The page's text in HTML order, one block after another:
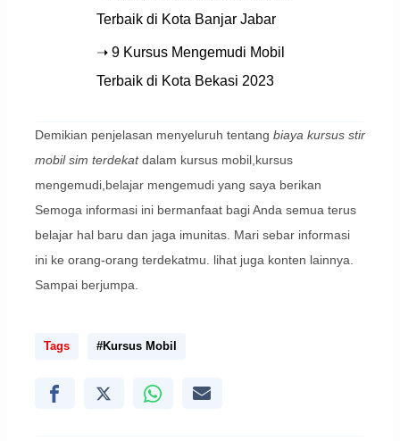
Terbaik di Kota Banjar Jabar
➝ 9 Kursus Mengemudi Mobil
Terbaik di Kota Bekasi 2023
Demikian penjelasan menyeluruh tentang biaya kursus stir
mobil sim terdekatdalam kursus mobil,kursus
mengemudi,belajar mengemudi yang saya berikan
Semoga informasi ini bermanfaat bagi Anda semua terus
belajar hal baru dan jaga imunitas. Mari sebar informasi
ini ke orang-orang terdekatmu. lihat juga konten lainnya.
Sampai berjumpa.
Tags #Kursus Mobil